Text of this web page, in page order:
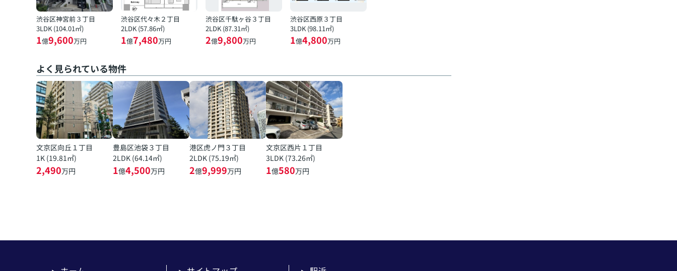
渋谷区神宮前３丁目
3LDK (104.01㎡)
1億9,600万円
渋谷区代々木２丁目
2LDK (57.86㎡)
1億7,480万円
渋谷区千駄ヶ谷３丁目
2LDK (87.31㎡)
2億9,800万円
渋谷区西原３丁目
3LDK (98.11㎡)
1億4,800万円
よく見られている物件
文京区向丘１丁目
1K (19.81㎡)
2,490万円
豊島区池袋３丁目
2LDK (64.14㎡)
1億4,500万円
港区虎ノ門３丁目
2LDK (75.19㎡)
2億9,999万円
文京区西片１丁目
3LDK (73.26㎡)
1億580万円